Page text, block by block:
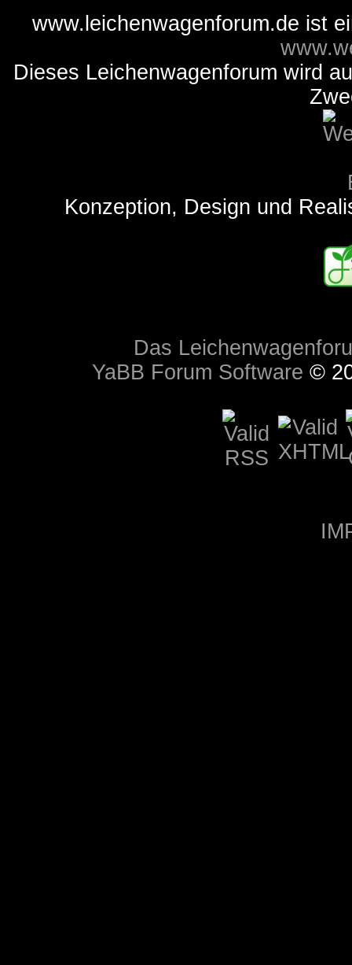
www.leichenwagenforum.de ist
Dieses Leichenwagenforum wird
Konzeption, Design und
Das
YaBB Forum Software ©